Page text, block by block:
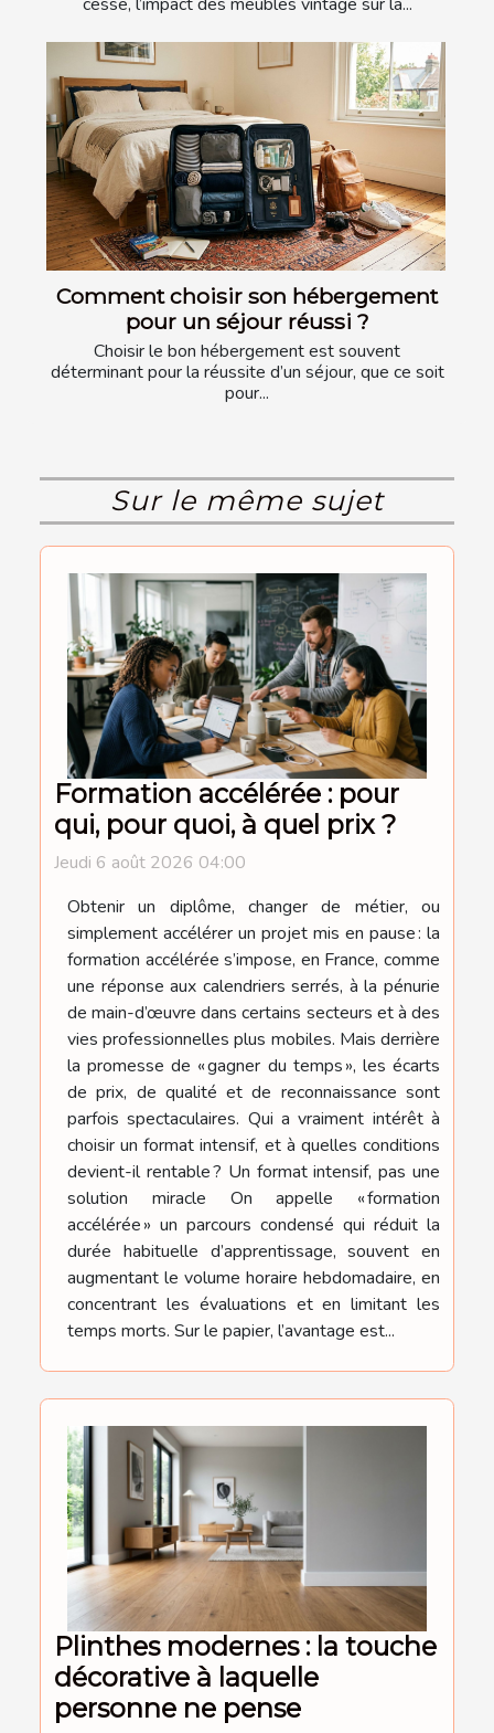
Comment choisir son hébergement
pour un séjour réussi ?
Choisir le bon hébergement est souvent
déterminant pour la réussite d’un séjour, que ce soit
pour...
Sur le même sujet
Formation accélérée : pour
qui, pour quoi, à quel prix ?
Jeudi 6 août 2026 04:00
Obtenir un diplôme, changer de métier, ou
simplement accélérer un projet mis en pause : la
formation accélérée s’impose, en France, comme
une réponse aux calendriers serrés, à la pénurie
de main-d’œuvre dans certains secteurs et à des
vies professionnelles plus mobiles. Mais derrière
la promesse de « gagner du temps », les écarts
de prix, de qualité et de reconnaissance sont
parfois spectaculaires. Qui a vraiment intérêt à
choisir un format intensif, et à quelles conditions
devient-il rentable ? Un format intensif, pas une
solution miracle On appelle « formation
accélérée » un parcours condensé qui réduit la
durée habituelle d’apprentissage, souvent en
augmentant le volume horaire hebdomadaire, en
concentrant les évaluations et en limitant les
temps morts. Sur le papier, l’avantage est...
Plinthes modernes : la touche
décorative à laquelle
personne ne pense